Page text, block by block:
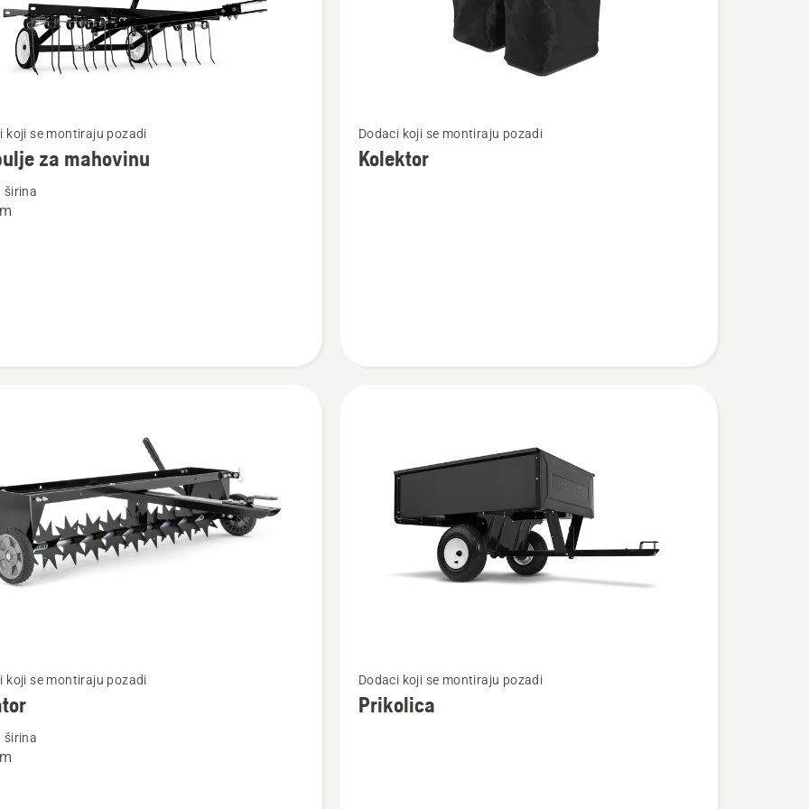
koji se montiraju pozadi
za mahovinu
širina
više
detalja
Dodaci koji se montiraju pozadi
Kolektor
koji se montiraju pozadi
širina
više
detalja
Dodaci koji se montiraju pozadi
Prikolica